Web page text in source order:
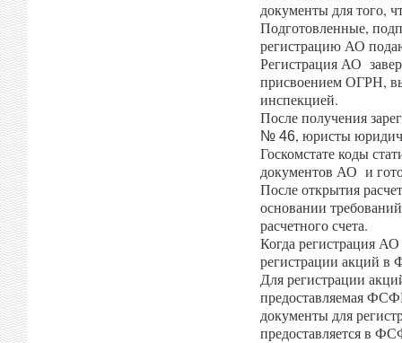
документы для того,
Подготовленные,
регистрацию АО
Регистрация АО
присвоением ОГРН,
инспекцией.
После получения
№ 46, юристы
Госкомстате коды
документов АО и
После открытия
основании
расчетного счета.
Когда регистрация
регистрации акций
Для регистрации
предоставляемая
документы для
предоставляется в